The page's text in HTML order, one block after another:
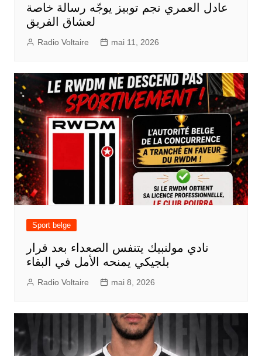
عادل العمري نجم توبيز يوجّه رسالة خاصة
لعشاق الفريق
Radio Voltaire mai 11, 2026
Sport belge
نادي مولنبيك يتنفس الصعداء بعد قرار
بلجيكي يمنحه الأمل في البقاء
Radio Voltaire mai 8, 2026